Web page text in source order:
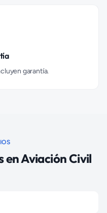
garantía.
enAviación Civil